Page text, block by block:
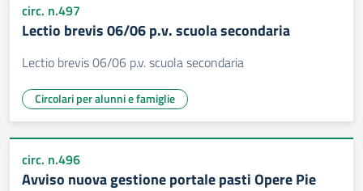
circ. n.497
Lectio brevis 06/06 p.v. scuola secondaria
Lectio brevis 06/06 p.v. scuola secondaria
Circolari per alunni e famiglie
circ. n.496
Avviso nuova gestione portale pasti Opere Pie